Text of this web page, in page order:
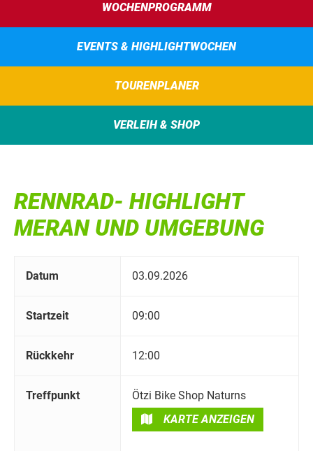
WOCHENPROGRAMM
EVENTS & HIGHLIGHTWOCHEN
TOURENPLANER
VERLEIH & SHOP
RENNRAD- HIGHLIGHT
MERAN UND UMGEBUNG
Datum 03.09.2026
Startzeit 09:00
Rückkehr 12:00
Treffpunkt
Ötzi Bike Shop Naturns
KARTE ANZEIGEN